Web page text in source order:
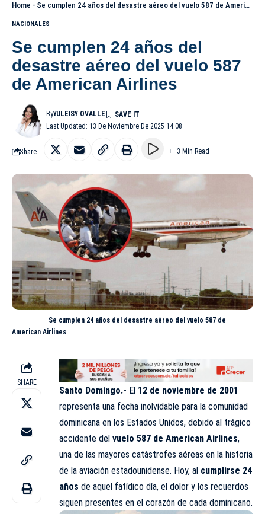
Home - Se cumplen 24 años del desastre aéreo del vuelo 587 de American Airlines
NACIONALES
Se cumplen 24 años del
desastre aéreo del vuelo 587
de American Airlines
Last Updated: 13 De Noviembre De 2025 14:08
ByYULEISY OVALLE
Share 3 Min Read
Se cumplen 24 años del desastre aéreo del vuelo 587 de
American Airlines
SHARE
Santo Domingo.- El 12 de noviembre de 2001
representa una fecha inolvidable para la comunidad
dominicana en los Estados Unidos, debido al trágico
accidente del vuelo 587 de American Airlines,
una de las mayores catástrofes aéreas en la historia
de la aviación estadounidense. Hoy, al cumplirse 24
años de aquel fatídico día, el dolor y los recuerdos
siguen presentes en el corazón de cada dominicano.